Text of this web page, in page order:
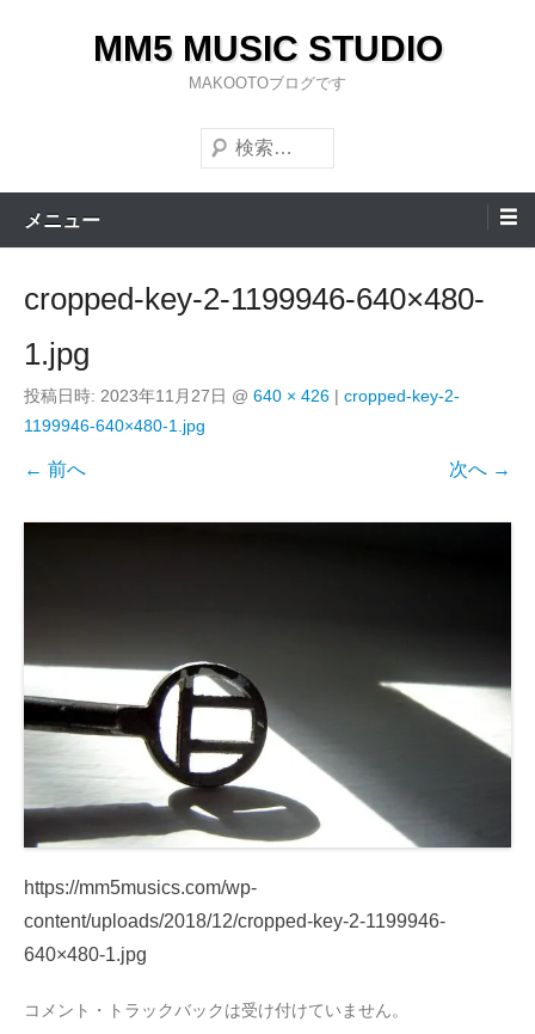
キ
MM5 MUSIC STUDIO
MAKOOTOブログです
検
索
メニュー
cropped-key-2-1199946-640×480-
1.jpg
投稿日時: 2023年11月27日 @ 640 × 426 | cropped-key-2-
1199946-640×480-1.jpg
← 前へ 次へ →
https://mm5musics.com/wp-
content/uploads/2018/12/cropped-key-2-1199946-
640×480-1.jpg
コメント・トラックバックは受け付けていません。